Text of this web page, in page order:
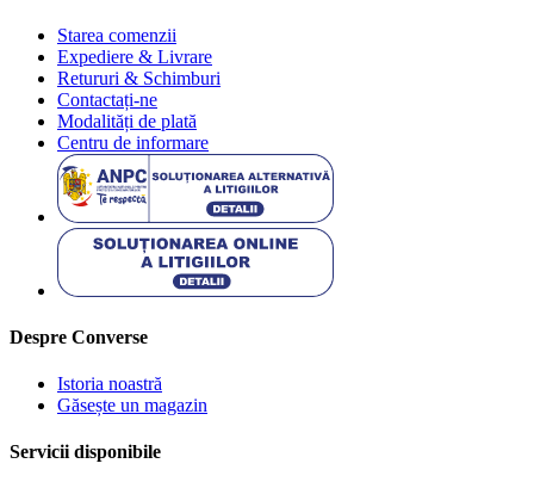
Starea comenzii
Expediere & Livrare
Retururi & Schimburi
Contactați-ne
Modalități de plată
Centru de informare
Despre Converse
Istoria noastră
Găsește un magazin
Servicii disponibile